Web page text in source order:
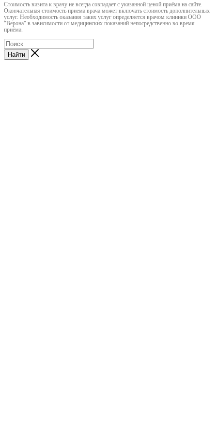
Cтоимость визита к врачу не всегда совпадает с указанной ценой приёма на сайте.
Окончательная стоимость приема врача может включать стоимость дополнительных
услуг. Необходимость оказания таких услуг определяется врачом клиники ООО
"Верона" в зависимости от медицинских показаний непосредственно во время
приёма.
Найти